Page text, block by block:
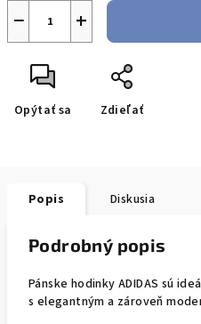
+
−
Opýtať sa Zdieľať
Popis Diskusia
Podrobný popis
Pánske hodinky ADIDAS sú
s elegantným a zároveň